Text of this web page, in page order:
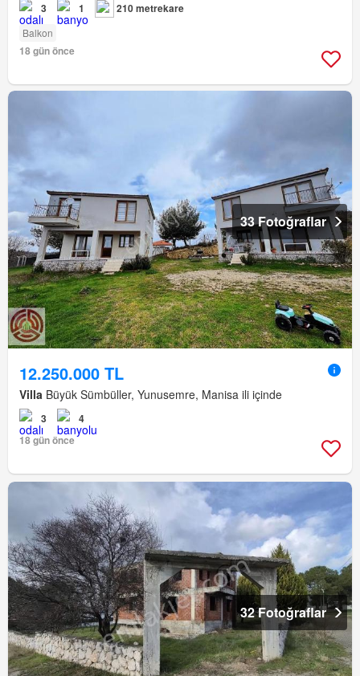
3 1 210 metrekare
Balkon
18 gün önce
33 Fotoğraflar
12.250.000 TL
Villa Büyük Sümbüller, Yunusemre, Manisa ili içinde
3
4
18 gün önce
32 Fotoğraflar